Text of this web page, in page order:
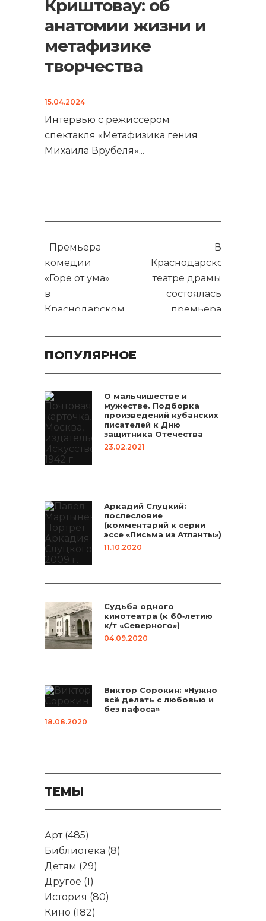
Криштовау: об
анатомии жизни и
метафизике
творчества
15.04.2024
Интервью с режиссёром
спектакля «Метафизика гения
Михаила Врубеля»...
Премьера
комедии
«Горе от ума»
в
Краснодарском
В
Краснодарском
театре драмы
состоялась
премьера
охоты»
ПОПУЛЯРНОЕ
О мальчишестве и
мужестве. Подборка
произведений кубанских
писателей к Дню
защитника Отечества
23.02.2021
Аркадий Слуцкий:
послесловие
(комментарий к серии
эссе «Письма из Атланты»)
11.10.2020
Судьба одного
кинотеатра (к 60‑летию
к/т «Северного»)
04.09.2020
Виктор Сорокин: «Нужно
всё делать с любовью и
без пафоса»
18.08.2020
ТЕМЫ
Арт(485)
Библиотека (8)
Детям (29)
Другое (1)
История (80)
Кино (182)